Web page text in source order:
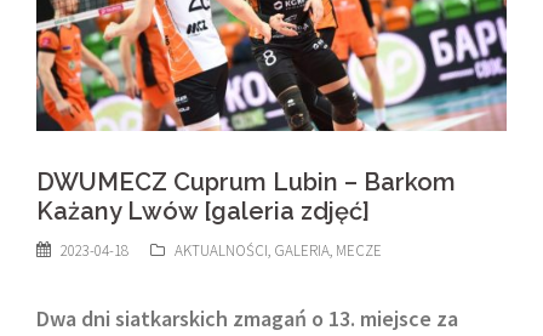
DWUMECZ Cuprum Lubin – Barkom
Każany Lwów [galeria zdjęć]
2023-04-18 AKTUALNOŚCI, GALERIA, MECZE
Dwa dni siatkarskich zmagań o 13. miejsce za